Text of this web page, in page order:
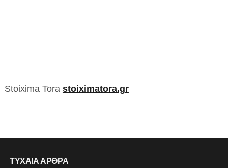
Stoixima Tora stoiximatora.gr
ΤΥΧΑΙΑ ΑΡΘΡΑ